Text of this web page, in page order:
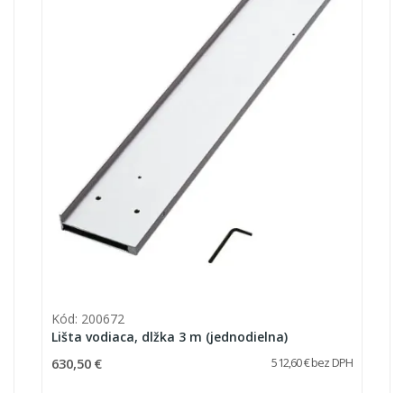
Kód: 200672
Lišta vodiaca, dlžka 3 m (jednodielna)
630,50 € 512,60 € bez DPH